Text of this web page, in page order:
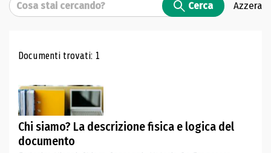
Cerca Azzera
Risultati di ricerca
Documenti trovati: 1
Chi siamo? La descrizione fisica e logica del
documento